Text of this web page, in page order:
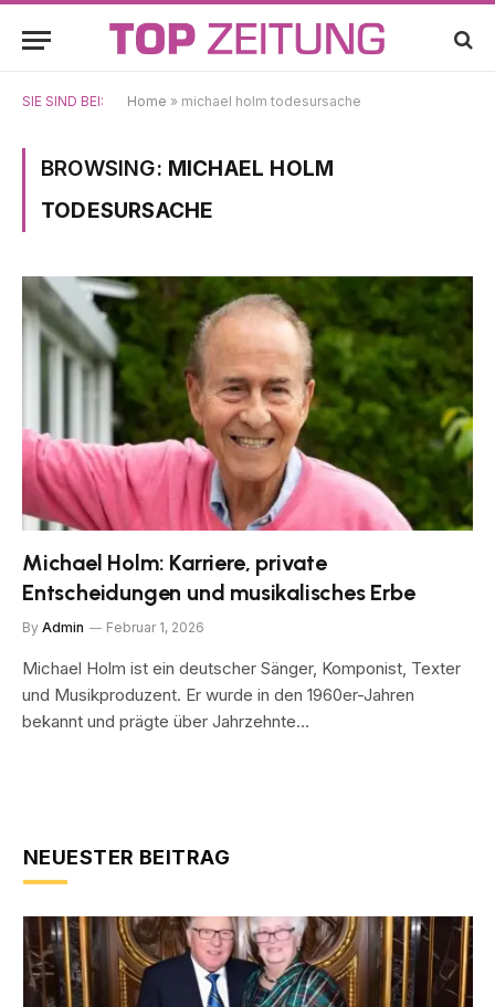
SIE SIND BEI: Home » michael holm todesursache
BROWSING: MICHAEL HOLM
TODESURSACHE
Michael Holm: Karriere, private
Entscheidungen und musikalisches Erbe
By Admin Februar 1, 2026
Michael Holm ist ein deutscher Sänger, Komponist, Texter
und Musikproduzent. Er wurde in den 1960er-Jahren
bekannt und prägte über Jahrzehnte…
NEUESTER BEITRAG